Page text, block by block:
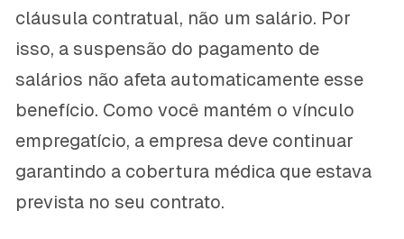
cláusula contratual, não um salário. Por
isso, a suspensão do pagamento de
salários não afeta automaticamente esse
benefício. Como você mantém o vínculo
empregatício, a empresa deve continuar
garantindo a cobertura médica que estava
prevista no seu contrato.